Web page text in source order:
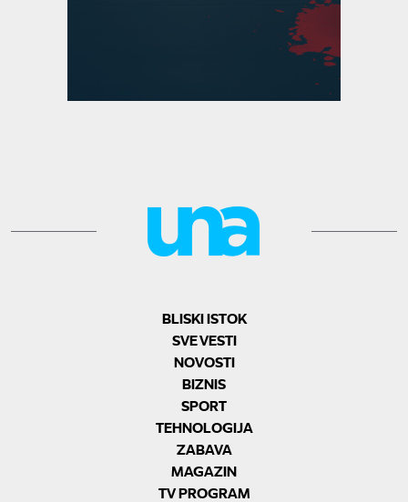
BLISKI ISTOK
SVE VESTI
NOVOSTI
BIZNIS
SPORT
TEHNOLOGIJA
ZABAVA
MAGAZIN
TV PROGRAM